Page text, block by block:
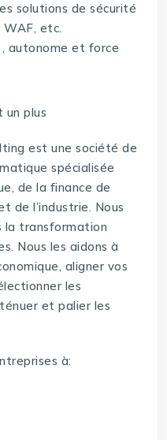
solutions de sécurité
WAF, etc.
autonome et force
un plus
est une société de
spécialisée
de la finance de
de l’industrie. Nous
la transformation
Nous les aidons à
aligner vos
les
et palier les
à: